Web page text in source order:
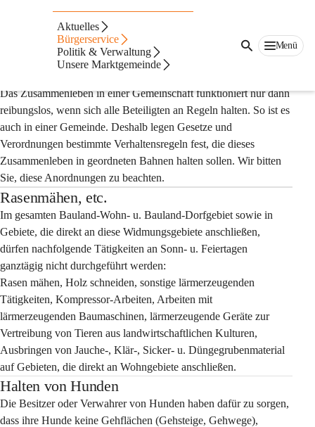
Aktuelles
Bürgerservice
Politik & Verwaltung
Unsere Marktgemeinde
Menü
Verordnungen
Das Zusammenleben in einer Gemeinschaft funktioniert nur dann
reibungslos, wenn sich alle Beteiligten an Regeln halten. So ist es
auch in einer Gemeinde. Deshalb legen Gesetze und
Verordnungen bestimmte Verhaltensregeln fest, die dieses
Zusammenleben in geordneten Bahnen halten sollen. Wir bitten
Sie, diese Anordnungen zu beachten.
Rasenmähen, etc.
Im gesamten Bauland-Wohn- u. Bauland-Dorfgebiet sowie in
Gebiete, die direkt an diese Widmungsgebiete anschließen,
dürfen nachfolgende Tätigkeiten an Sonn- u. Feiertagen
ganztägig nicht durchgeführt werden:
Rasen mähen, Holz schneiden, sonstige lärmerzeugenden
Tätigkeiten, Kompressor-Arbeiten, Arbeiten mit
lärmerzeugenden Baumaschinen, lärmerzeugende Geräte zur
Vertreibung von Tieren aus landwirtschaftlichen Kulturen,
Ausbringen von Jauche-, Klär-, Sicker- u. Düngegrubenmaterial
auf Gebieten, die direkt an Wohngebiete anschließen.
Halten von Hunden
Die Besitzer oder Verwahrer von Hunden haben dafür zu sorgen,
dass ihre Hunde keine Gehflächen (Gehsteige, Gehwege),